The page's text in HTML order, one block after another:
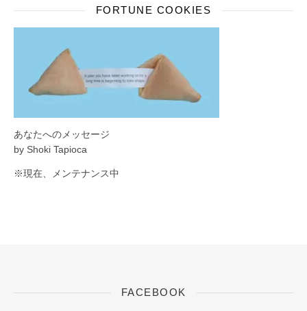
FORTUNE COOKIES
あなたへのメッセージ
by Shoki Tapioca
※現在、メンテナンス中
FACEBOOK